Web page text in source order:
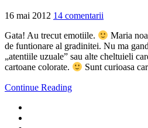
16 mai 2012 14 comentarii
Gata! Au trecut emotiile.
Maria
de funtionare al gradinitei. Nu ma
„atentiile uzuale” sau alte cheltuieli
cartoane colorate.
Sunt curioasa
Continue Reading